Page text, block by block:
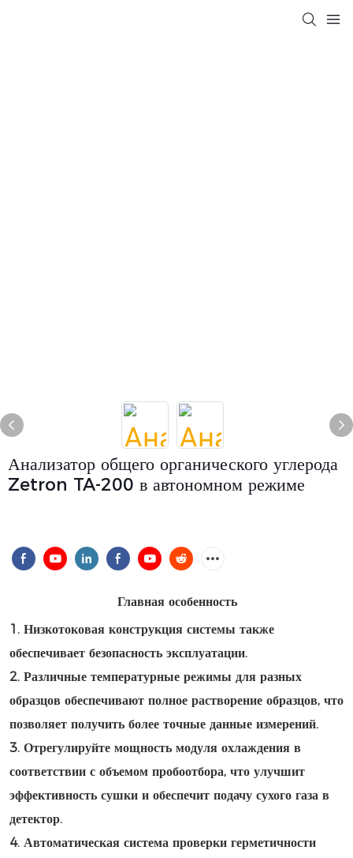
Анализатор общего органического углерода
Zetron TA-200 в автономном режиме
Главная особенность
1. Низкотоковая конструкция системы также
обеспечивает безопасность эксплуатации.
2. Различные температурные режимы для разных
образцов обеспечивают полное растворение образцов, что
позволяет получить более точные данные измерений.
3. Отрегулируйте мощность модуля охлаждения в
соответствии с объемом пробоотбора, что улучшит
эффективность сушки и обеспечит подачу сухого газа в
детектор.
4. Автоматическая система проверки герметичности